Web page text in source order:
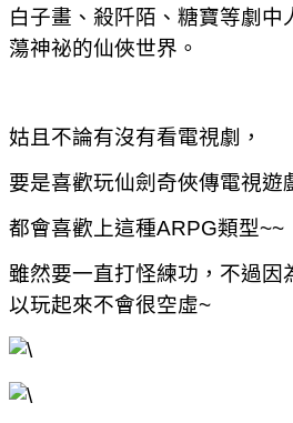
白子畫、殺阡陌、糖寶等劇中
蕩神祕的仙俠世界。
姑且不論有沒有看電視劇，
要是喜歡玩仙劍奇俠傳電視遊
都會喜歡上這種ARPG類型~~
雖然要一直打怪練功，不過因
以玩起來不會很空虛~